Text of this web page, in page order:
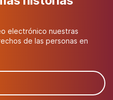
electrónico nuestras
de las personas en